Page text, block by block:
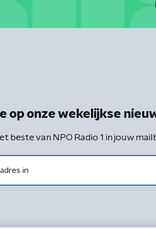
op onze wekelijkse
beste van NPO Radio 1 in jouw